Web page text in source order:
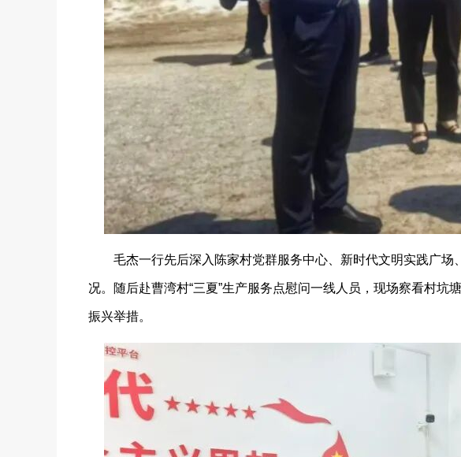
毛杰一行先后深入陈家村党群服务中心、新时代文明实践广场
况。随后赴曹湾村“三夏”生产服务点慰问一线人员，现场察看村
振兴举措。